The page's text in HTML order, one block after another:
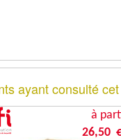
ayant consulté
à
26,50